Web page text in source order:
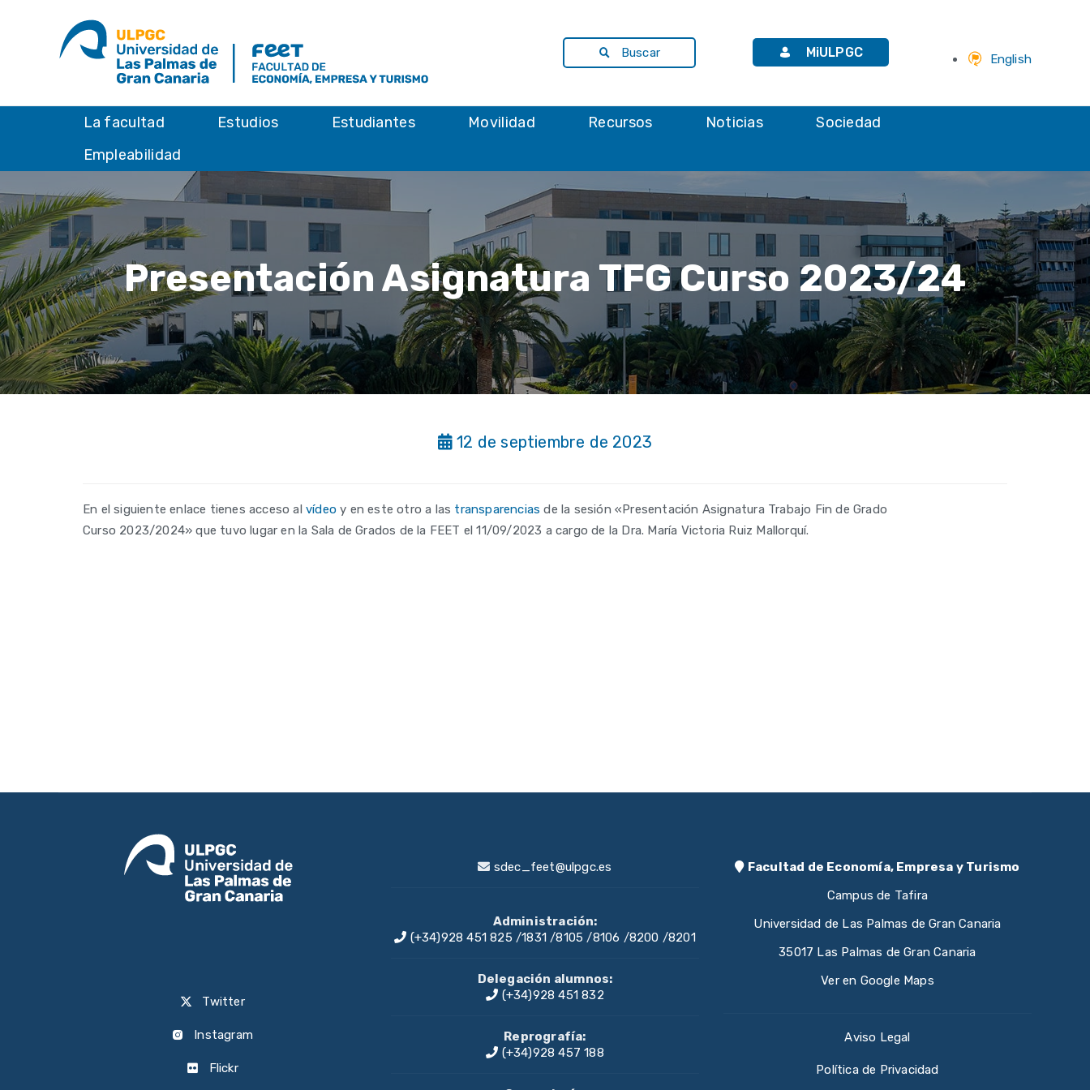
Buscar MiULPGC English
La facultad Estudios Estudiantes Movilidad Recursos Noticias
Sociedad
Empleabilidad
Presentación Asignatura TFG Curso 2023/24
12 de septiembre de 2023
En el siguiente enlace tienes acceso al vídeo y en este otro a las transparencias de la sesión «Presentación Asignatura Trabajo Fin de Grado
Curso 2023/2024» que tuvo lugar en la Sala de Grados de la FEET el 11/09/2023 a cargo de la Dra. María Victoria Ruiz Mallorquí.
Twitter
Instagram
Flickr
sdec_feet@ulpgc.es
Administración:
(+34)928 451 825 /1831/8105 /8106 /8200 /8201
Delegación alumnos:
(+34)928 451 832
Reprografía:
(+34)928 457 188
Facultad de Economía, Empresa y Turismo
Campus de Tafira
Universidad de Las Palmas de Gran Canaria
35017 Las Palmas de Gran Canaria
Ver en Google Maps
Aviso Legal
Política de Privacidad